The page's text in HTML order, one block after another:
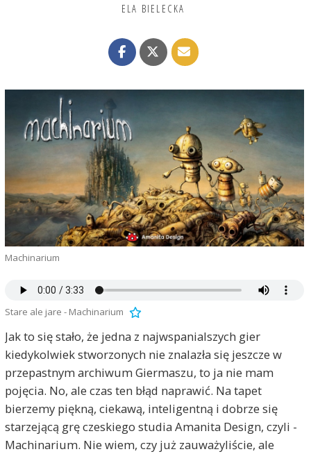
ELA BIELECKA
Machinarium
Stare ale jare - Machinarium
Jak to się stało, że jedna z najwspanialszych gier
kiedykolwiek stworzonych nie znalazła się jeszcze w
przepastnym archiwum Giermaszu, to ja nie mam
pojęcia. No, ale czas ten błąd naprawić. Na tapet
bierzemy piękną, ciekawą, inteligentną i dobrze się
starzejącą grę czeskiego studia Amanita Design, czyli -
Machinarium. Nie wiem, czy już zauważyliście, ale